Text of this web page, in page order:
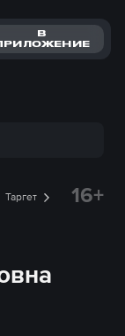
В
Таргет
16+